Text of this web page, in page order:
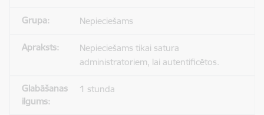
Nepieciešams
Nepieciešams tikai satura
administratoriem, lai autentificētos.
1 stunda